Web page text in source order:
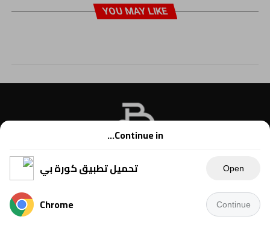
YOU MAY LIKE
Copyright © 2021 Kora B, powered by Ahmednet.info
Continue in...
تحميل تطبيق كورة بي
Open
Chrome Continue